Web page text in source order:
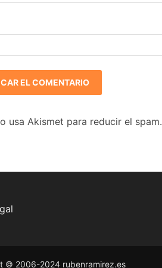
usa Akismet para reducir el spam.
© 2006-2024 rubenramirez.es